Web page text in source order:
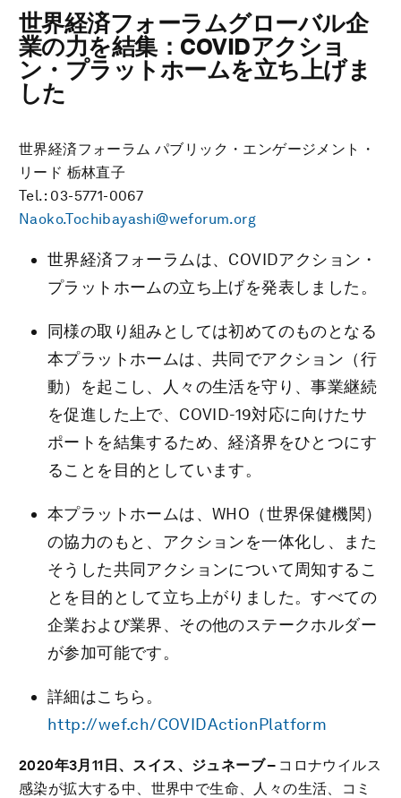
世界経済フォーラムグローバル企
業の力を結集：COVIDアクショ
ン・プラットホームを立ち上げま
した
世界経済フォーラム パブリック・エンゲージメント・
リード 栃林直子
Tel.: 03-5771-0067
Naoko.Tochibayashi@weforum.org
世界経済フォーラムは、COVIDアクション・
プラットホームの立ち上げを発表しました。
同様の取り組みとしては初めてのものとなる
本プラットホームは、共同でアクション（行
動）を起こし、人々の生活を守り、事業継続
を促進した上で、COVID-19対応に向けたサ
ポートを結集するため、経済界をひとつにす
ることを目的としています。
本プラットホームは、WHO（世界保健機関）
の協力のもと、アクションを一体化し、また
そうした共同アクションについて周知するこ
とを目的として立ち上がりました。すべての
企業および業界、その他のステークホルダー
が参加可能です。
詳細はこちら。
http://wef.ch/COVIDActionPlatform
2020年3月 11 日、スイス、ジュネーブ– コロナウイルス
感染が拡大する中、世界中で生命、人々の生活、コミ